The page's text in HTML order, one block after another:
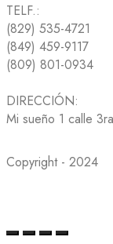
TELF.:
(829) 535-4721
(849) 459-9117
(809) 801-0934
DIRECCIÓN:
Mi sueño 1 calle
Copyright - 2024